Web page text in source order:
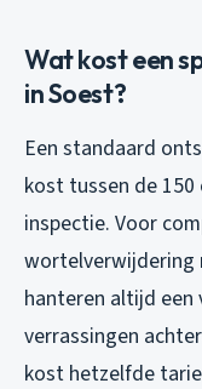
Wat kost een
in Soest?
Een standaard
kost tussen de 150
inspectie. Voor
wortelverwijdering
hanteren altijd
verrassingen
kost hetzelfde